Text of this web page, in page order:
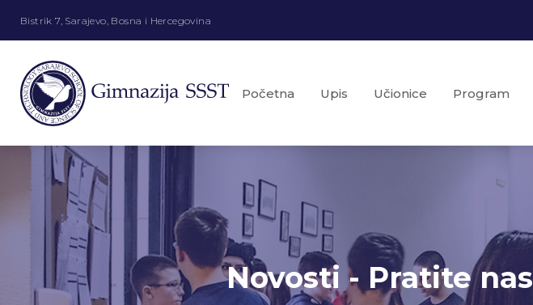
Bistrik 7, Sarajevo, Bosna i Hercegovina
Početna Upis Učionice Program
Novosti - Pratite nas